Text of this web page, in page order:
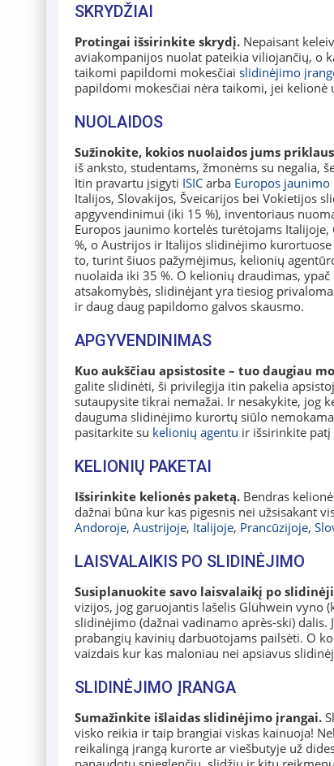
SKRYDŽIAI
Protingai išsirinkite skrydį. Nepaisant
aviakompanijos nuolat pateikia viliojančių, o
taikomi papildomi mokesčiai slidinėjimo
papildomi mokesčiai nėra taikomi, jei kelionė
NUOLAIDOS
Sužinokite, kokios nuolaidos jums
iš anksto, studentams, žmonėms su negalia,
Itin pravartu įsigyti ISIC arba Europos jaunimo
Italijos, Slovakijos, Šveicarijos bei Vokietijos
apgyvendinimui (iki 15 %), inventoriaus
Europos jaunimo kortelės turėtojams
%, o Austrijos ir Italijos slidinėjimo
to, turint šiuos pažymėjimus, kelionių
nuolaida iki 35 %. O kelionių draudimas,
atsakomybės, slidinėjant yra tiesiog
ir daug daug papildomo galvos skausmo.
APGYVENDINIMAS
Kuo aukščiau apsistosite – tuo daugiau
galite slidinėti, ši privilegija itin pakelia
sutaupysite tikrai nemažai. Ir nesakykite, jog
dauguma slidinėjimo kurortų siūlo
pasitarkite su kelionių agentu ir išsirinkite patį
KELIONIŲ PAKETAI
Išsirinkite kelionės paketą. Bendras
dažnai būna kur kas pigesnis nei užsisakant
Andoroje, Austrijoje, Italijoje, Prancūzijoje,
LAISVALAIKIS PO SLIDINĖJIMO
Susiplanuokite savo laisvalaikį po
vizijos, jog garuojantis lašelis Glühwein vyno
slidinėjimo (dažnai vadinamo après-ski)
prabangių kavinių darbuotojams pailsėti. O
vaizdais kur kas maloniau nei apsiavus
SLIDINĖJIMO ĮRANGA
Sumažinkite išlaidas slidinėjimo įrangai.
visko reikia ir taip brangiai viskas kainuoja!
reikalingą įrangą kurorte ar viešbutyje už